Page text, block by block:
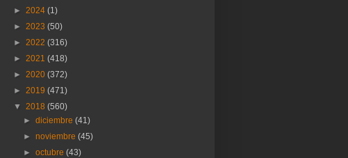
► 2024 (1)
► 2023 (50)
► 2022 (316)
► 2021 (418)
► 2020 (372)
► 2019 (471)
▼ 2018 (560)
►diciembre(41)
►noviembre(45)
►octubre(43)